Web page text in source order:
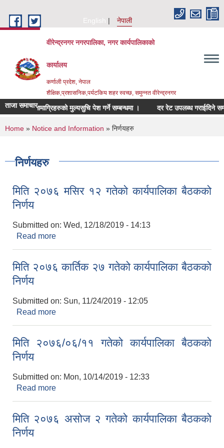
English
नेपाली
वीरेन्द्रनगर नगरपालिका, नगर कार्यपालिकाको
कार्यालय
कर्णाली प्रदेश, नेपाल
शैक्षिक,प्रशासनिक,पर्यटकिय शहर स्वच्छ, समुन्नत वीरेन्द्रनगर
ताजा समाचारसामाग्रिहरुको मुल्यसुचि पेश गर्ने सम्बन्धमा । दर रेट उपलब्ध गराईदिने
You are here
Home » Notice and Information » निर्णयहरु
निर्णयहरु
मिति २०७६ मसिर १२ गतेको कार्यपालिका बैठकको
निर्णय
Submitted on: Wed, 12/18/2019 - 14:13
Read more
मिति २०७६ कार्तिक २७ गतेको कार्यपालिका बैठकको
निर्णय
Submitted on: Sun, 11/24/2019 - 12:05
Read more
मिति २०७६/०६/११ गतेको कार्यपालिका बैठकको
निर्णय
Submitted on: Mon, 10/14/2019 - 12:33
Read more
मिति २०७६ असोज २ गतेको कार्यपालिका बैठकको
निर्णय